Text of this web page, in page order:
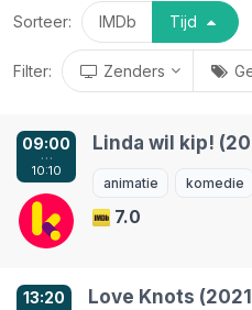
Filter: Zenders
Sorteer: IMDb Tijd
Standaard zenders alles/
NPO 1
NPO 2
NPO 3
RTL 5
Genre alles/niks
actie
animatie
avontuur
cabaret
09:00
…
10:10
Linda wil kip!
animatie komedie
7.0
13:20 Love Knots